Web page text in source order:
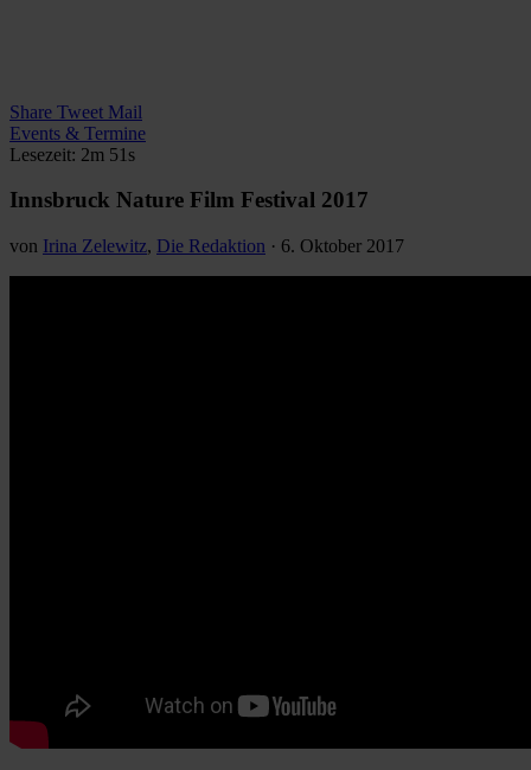
Share Tweet Mail
Events & Termine
Lesezeit: 2m 51s
Innsbruck Nature Film Festival 2017
von Irina Zelewitz, Die Redaktion · 6. Oktober 2017